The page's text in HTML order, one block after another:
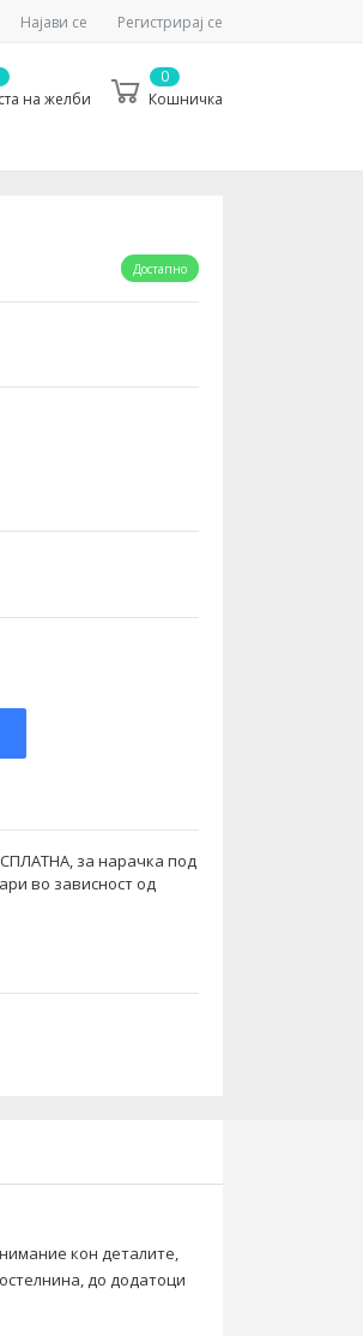
Најави се Регистрирај се
на желби
Кошничка
0
Достапно
за нарачка под
во зависност од
кон деталите,
до додатоци